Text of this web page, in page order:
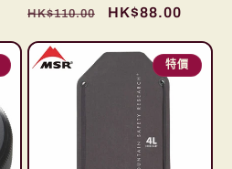
定
HK$110.00
售
HK$88.00
特價